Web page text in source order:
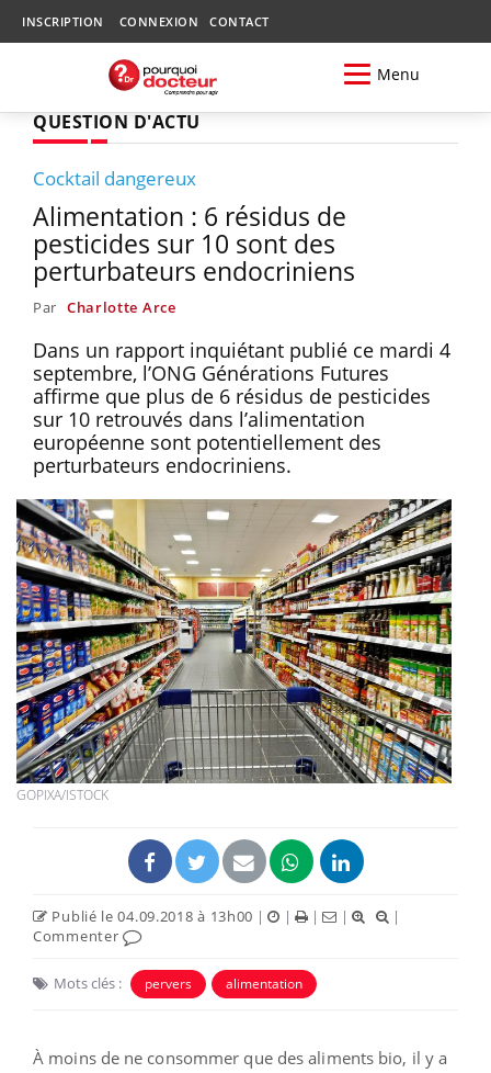
INSCRIPTION CONNEXION CONTACT
Menu
QUESTION D'ACTU
Cocktail dangereux
Alimentation : 6 résidus de
pesticides sur 10 sont des
perturbateurs endocriniens
Par Charlotte Arce
Dans un rapport inquiétant publié ce mardi 4
septembre, l’ONG Générations Futures
affirme que plus de 6 résidus de pesticides
sur 10 retrouvés dans l’alimentation
européenne sont potentiellement des
perturbateurs endocriniens.
GOPIXA/ISTOCK
Publié le 04.09.2018 à 13h00 | | | |
|
Commenter
Mots clés : pervers alimentation
À moins de ne consommer que des aliments bio, il y a